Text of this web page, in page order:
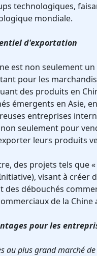
technologiques,
mondiale.
d'exportation
est non seulement
pour les
des produits en
émergents en Asie,
entreprises
seulement pour
leurs produits
des projets tels que
visant à créer
des débouchés
de la Chine
pour les
au plus grand marché